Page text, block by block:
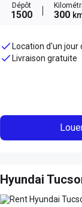
Dépôt
1500 300
Location d'un jour
Livraison gratuite
Hyundai